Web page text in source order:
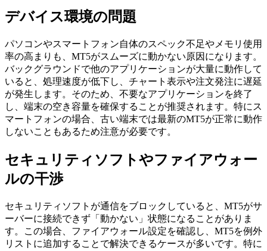
デバイス環境の問題
パソコンやスマートフォン自体のスペック不足やメモリ使用
率の高まりも、MT5がスムーズに動かない原因になります。
バックグラウンドで他のアプリケーションが大量に動作して
いると、処理速度が低下し、チャート表示や注文発注に遅延
が発生します。そのため、不要なアプリケーションを終了
し、端末の空き容量を確保することが推奨されます。特にス
マートフォンの場合、古い端末では最新のMT5が正常に動作
しないこともあるため注意が必要です。
セキュリティソフトやファイアウォー
ルの干渉
セキュリティソフトが通信をブロックしていると、MT5がサ
ーバーに接続できず「動かない」状態になることがありま
す。この場合、ファイアウォール設定を確認し、MT5を例外
リストに追加することで解決できるケースが多いです。特に